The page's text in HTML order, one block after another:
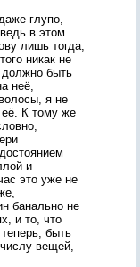
глупо,
в этом
лишь тогда,
никак не
быть
неё,
я не
её. К тому же
и
это уже не
банально не
и то, что
быть
вещей,